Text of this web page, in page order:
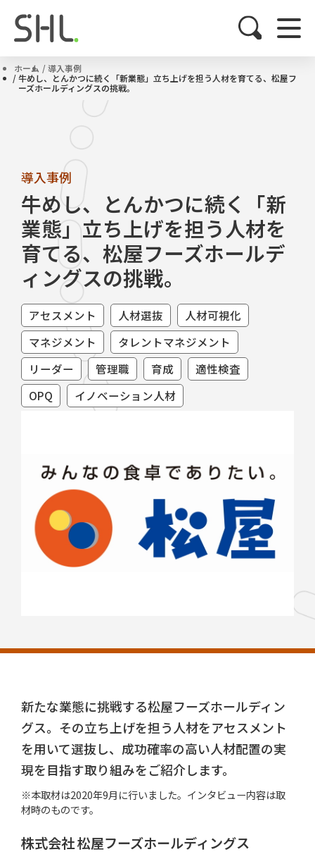
ホーム
導入事例
牛めし、とんかつに続く「新業態」立ち上げを担う人材を育てる、松屋フ
ーズホールディングスの挑戦。
導入事例
牛めし、とんかつに続く「新
業態」立ち上げを担う人材を
育てる、松屋フーズホールデ
ィングスの挑戦。
アセスメント 人材選抜
人材可視化
マネジメント
タレントマネジメント
リーダー
管理職 育成
適性検査
OPQ
イノベーション人材
新たな業態に挑戦する松屋フーズホールディン
グス。その立ち上げを担う人材をアセスメント
を用いて選抜し、成功確率の高い人材配置の実
現を目指す取り組みをご紹介します。
※本取材は2020年9月に行いました。インタビュー内容は取
材時のものです。
株式会社 松屋フーズホールディングス